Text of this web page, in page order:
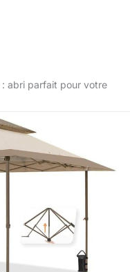
abri parfait pour votre